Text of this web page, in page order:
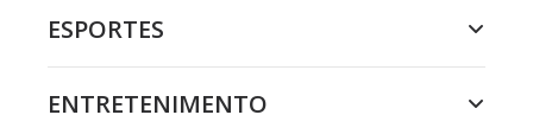
ESPORTES
ENTRETENIMENTO